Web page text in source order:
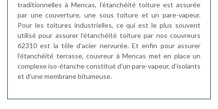
traditionnelles à Mencas, l’étanchéité toiture est assurée
par une couverture, une sous toiture et un pare-vapeur.
Pour les toitures industrielles, ce qui est le plus souvent
utilisé pour assurer l’étanchéité toiture par nos couvreurs
62310 est la tôle d’acier nervurée. Et enfin pour assurer
l’étanchéité terrasse, couvreur à Mencas met en place un
complexe iso-étanche constitué d’un pare-vapeur, d’isolants
et d’une membrane bitumeuse.